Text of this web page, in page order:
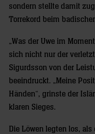
sondern stellte damit
Torrekord beim
„Was der Uwe im
sich nicht nur der
Sigurdsson von der
beeindruckt. „Meine
Händen“, grinste der
klaren Sieges.
Die Löwen legten los,